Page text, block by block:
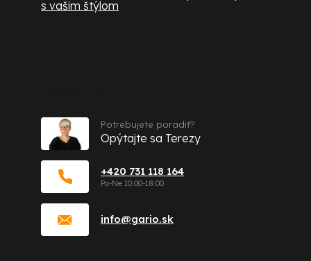
s vašim štýlom
info@gario.sk
+420 731 118 164
Potrebujete poradiť?
Opýtajte sa Terezy